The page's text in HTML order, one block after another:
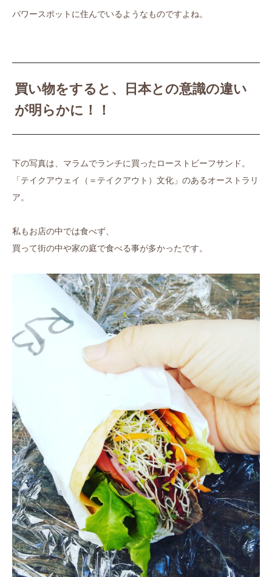
パワースポットに住んでいるようなものですよね。
買い物をすると、日本との意識の違い
が明らかに！！
下の写真は、マラムでランチに買ったローストビーフサンド。
「テイクアウェイ（＝テイクアウト）文化」のあるオーストラリ
ア。
私もお店の中では食べず、
買って街の中や家の庭で食べる事が多かったです。